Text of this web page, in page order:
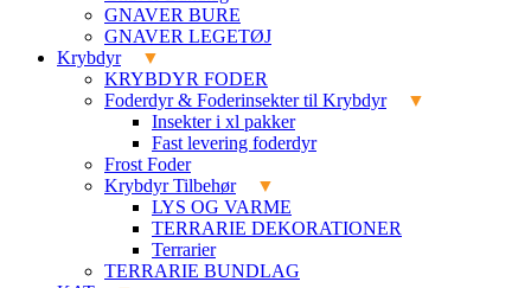
GNAVER BURE
GNAVER LEGETØJ
Krybdyr
KRYBDYR FODER
Foderdyr & Foderinsekter til Krybdyr
Insekter i xl pakker
Fast levering foderdyr
Frost Foder
Krybdyr Tilbehør
LYS OG VARME
TERRARIE DEKORATIONER
Terrarier
TERRARIE BUNDLAG